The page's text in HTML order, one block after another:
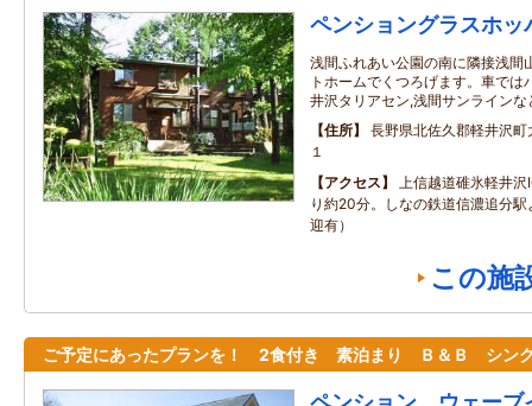
ペンショングラスホッ
浅間ふれあい公園の南に隣接浅間
トホームでくつろげます。車で
井沢タリアセン,浅間サンライン
住所
長野県北佐久郡軽井沢
１
アクセス
上信越道碓氷軽井
り約20分。しなの鉄道信濃追分
迎有）
この施
ご予定にあったプランを！ 2食付き 素泊まり Ｂ＆Ｂ シン